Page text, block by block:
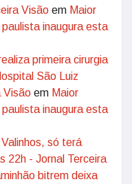
Visão em Maior
inaugura esta
primeira cirurgia
São Luiz
Visão em Maior
inaugura esta
só terá
22h - Jornal Terceira
bitrem deixa